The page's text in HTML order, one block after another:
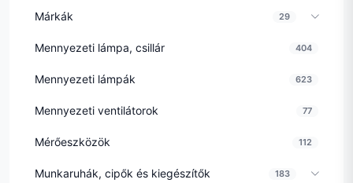
Márkák 29
Mennyezeti lámpa, csillár 404
Mennyezeti lámpák 623
Mennyezeti ventilátorok 77
Mérőeszközök 112
Munkaruhák, cipők és kiegészítők 183